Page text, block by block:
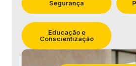
Segurança
Educação e
Conscientização